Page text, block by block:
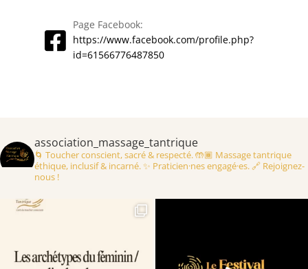
Page Facebook:
https://www.facebook.com/profile.php?
id=61566776487850
association_massage_tantrique
🌀 Toucher conscient, sacré & respecté.🤲🏾 Massage tantrique
éthique, inclusif & incarné.✨ Praticien·nes engagé·es.🔗 Rejoignez-
nous !